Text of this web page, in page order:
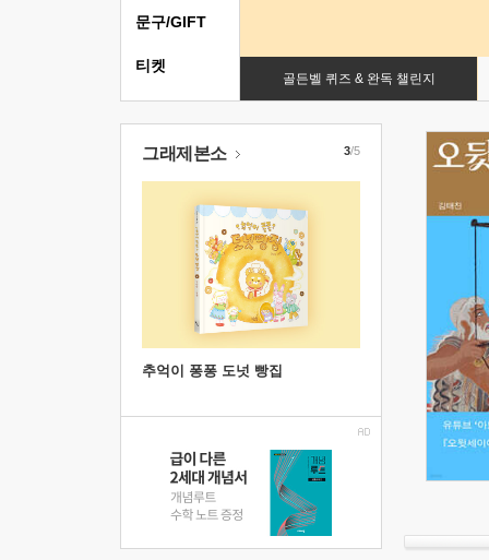
골든벨 퀴즈 & 완독 챌린지
문구/GIFT
티켓
그래제본소
추억이 퐁퐁 도넛 빵집
3/5